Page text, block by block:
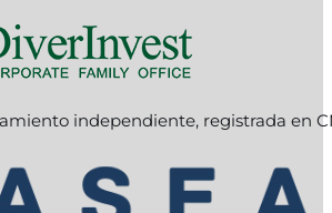
independiente, registrada en